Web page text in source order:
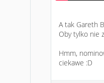
A tak Gareth
Oby tylko nie
Hmm,
ciekawe :D